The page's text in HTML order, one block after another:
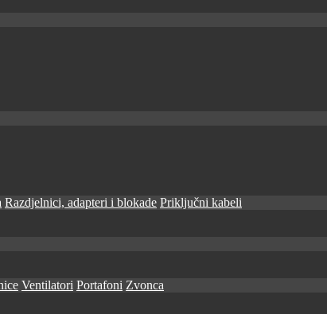
Razdjelnici, adapteri i blokade Priključni kabeli
Ventilatori Portafoni Zvonca